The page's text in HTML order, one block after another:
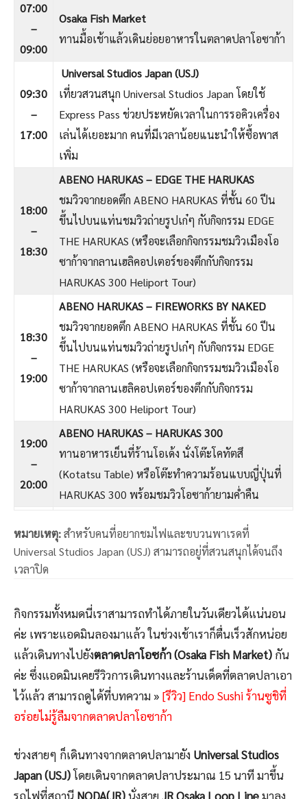
07:00
–
09:00
Osaka Fish Market
ทานมื้อเช้าแล้วเดินย่อยอาหารในตลาดปลาโอซาก้า
09:30
–
17:00
Universal Studios Japan (USJ)
เที่ยวสวนสนุก Universal Studios Japan โดยใช้
Express Pass ช่วยประหยัดเวลาในการรอคิวเครื่อง
เล่นได้เยอะมาก คนที่มีเวลาน้อยแนะนำให้ซื้อพาส
เพิ่ม
18:00
–
18:30
ABENO HARUKAS – EDGE THE HARUKAS
ชมวิวจากยอดตึก ABENO HARUKAS ที่ชั้น 60 ปีน
ขึ้นไปบนแท่นชมวิวถ่ายรูปเก๋ๆ กับกิจกรรม EDGE
THE HARUKAS (หรือจะเลือกกิจกรรมชมวิวเมืองโอ
ซาก้าจากลานเฮลิคอปเตอร์ของตึกกับกิจกรรม
HARUKAS 300 Heliport Tour)
18:30
–
19:00
ABENO HARUKAS – FIREWORKS BY NAKED
ชมวิวจากยอดตึก ABENO HARUKAS ที่ชั้น 60 ปีน
ขึ้นไปบนแท่นชมวิวถ่ายรูปเก๋ๆ กับกิจกรรม EDGE
THE HARUKAS (หรือจะเลือกกิจกรรมชมวิวเมืองโอ
ซาก้าจากลานเฮลิคอปเตอร์ของตึกกับกิจกรรม
HARUKAS 300 Heliport Tour)
19:00
–
20:00
ABENO HARUKAS – HARUKAS 300
ทานอาหารเย็นที่ร้านโอเด้ง นั่งโต๊ะโคทัตสึ
(Kotatsu Table) หรือโต๊ะทำความร้อนแบบญี่ปุ่นที่
HARUKAS 300 พร้อมชมวิวโอซาก้ายามค่ำคืน
หมายเหตุ:สำหรับคนที่อยากชมไฟและขบวนพาเรดที่
Universal Studios Japan (USJ) สามารถอยู่ที่สวนสนุกได้จนถึง
เวลาปิด
กิจกรรมทั้งหมดนี่เราสามารถทำได้ภายในวันเดียวได้แน่นอน
ค่ะ เพราะแอดมินลองมาแล้ว ในช่วงเช้าเราก็ตื่นเร็วสักหน่อย
แล้วเดินทางไปยังตลาดปลาโอซก้า (Osaka Fish Market) กัน
ค่ะ ซึ่งแอดมินเคยรีวิวการเดินทางและร้านเด็ดที่ตลาดปลาเอา
ไว้แล้ว สามารถดูได้ที่บทความ » [รีวิว] Endo Sushi ร้านซูชิที่
อร่อยไม่รู้ลืมจากตลาดปลาโอซาก้า
ช่วงสายๆ ก็เดินทางจากตลาดปลามายัง Universal Studios
Japan (USJ)โดยเดินจากตลาดปลาประมาณ 15 นาที มาขึ้น
รถไฟที่สถานี NODA(JR)นั่งสาย JR Osaka Loop Lineมาลง